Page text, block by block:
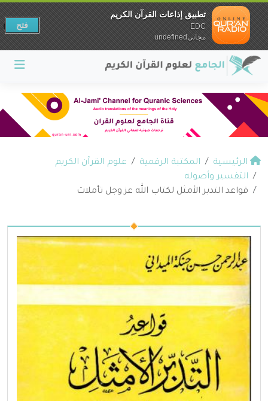
الرئيسية المكتبة الرقمية
علوم القرآن الكريم
التفسير وأصوله
قواعد التدبر الأمثل لكتاب الله عز وجل تأملات
تطبيق إذاعات القرآن الكريم
EDC
مجانيundefined
فتح